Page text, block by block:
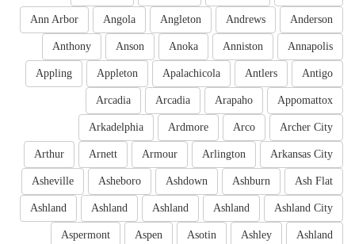
Anderson
Andrews
Angleton
Angola
Ann Arbor
Annapolis
Anniston
Anoka
Anson
Anthony
Antigo
Antlers
Apalachicola
Appleton
Appling
Appomattox
Arapaho
Arcadia
Arcadia
Archer City
Arco
Ardmore
Arkadelphia
Arkansas City
Arlington
Armour
Arnett
Arthur
Ash Flat
Ashburn
Ashdown
Asheboro
Asheville
Ashland City
Ashland
Ashland
Ashland
Ashland
Ashland
Ashley
Asotin
Aspen
Aspermont